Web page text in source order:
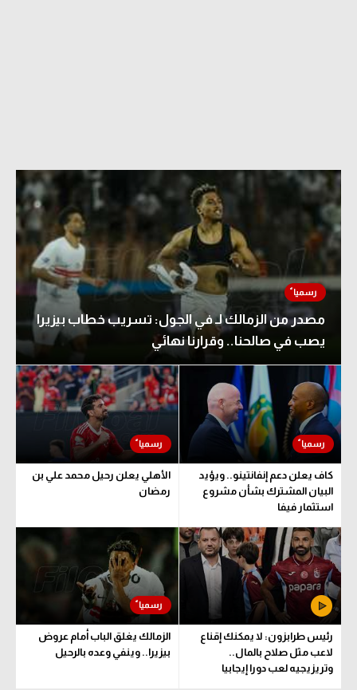
مصدر من الزمالك لـ في الجول: تسريب خطاب بيزيرا
يصب في صالحنا.. وقرارنا نهائي
كاف يعلن دعم إنفانتينو.. ويؤيد
البيان المشترك بشأن مشروع
استثمار فيفا
الأهلي يعلن رحيل محمد علي بن
رمضان
رئيس طرابزون: لا يمكنك إقناع
لاعب مثل صلاح بالمال..
وتريزيجيه لعب دورا إيجابيا
الزمالك يغلق الباب أمام عروض
بيزيرا.. وينفي وعده بالرحيل